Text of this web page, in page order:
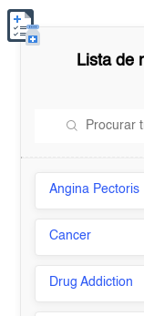
Lista de
Angina Pectoris
Cancer
Drug Addiction